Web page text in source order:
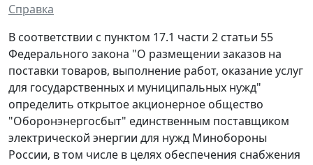
Справка
В соответствии с пунктом 17.1 части 2 статьи 55
Федерального закона "О размещении заказов на
поставки товаров, выполнение работ, оказание услуг
для государственных и муниципальных нужд"
определить открытое акционерное общество
"Оборонэнергосбыт" единственным поставщиком
электрической энергии для нужд Минобороны
России, в том числе в целях обеспечения снабжения